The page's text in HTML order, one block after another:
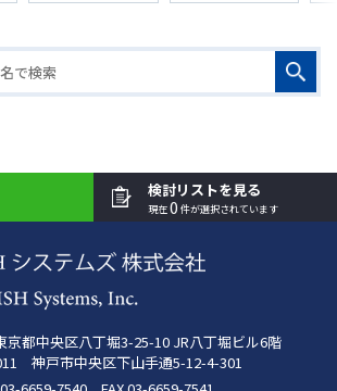
検討リストを見る
現在0 件が選択されています
都中央区八丁堀3-25-10 JR八丁堀ビル6階
神戸市中央区下山手通5-12-4-301